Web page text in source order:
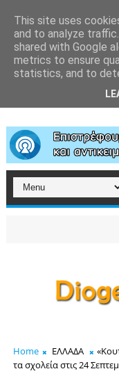
Home ΕΛΛΑΔΑ
τα σχολεία στις 24
This site uses
and to analyze
shared with Google
metrics to ensure
statistics, and to